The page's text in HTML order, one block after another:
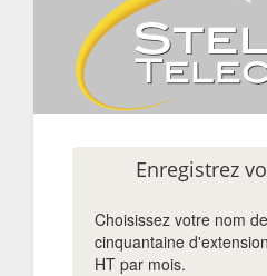
Enregistrez
Choisissez votre nom
cinquantaine
HT par mois.